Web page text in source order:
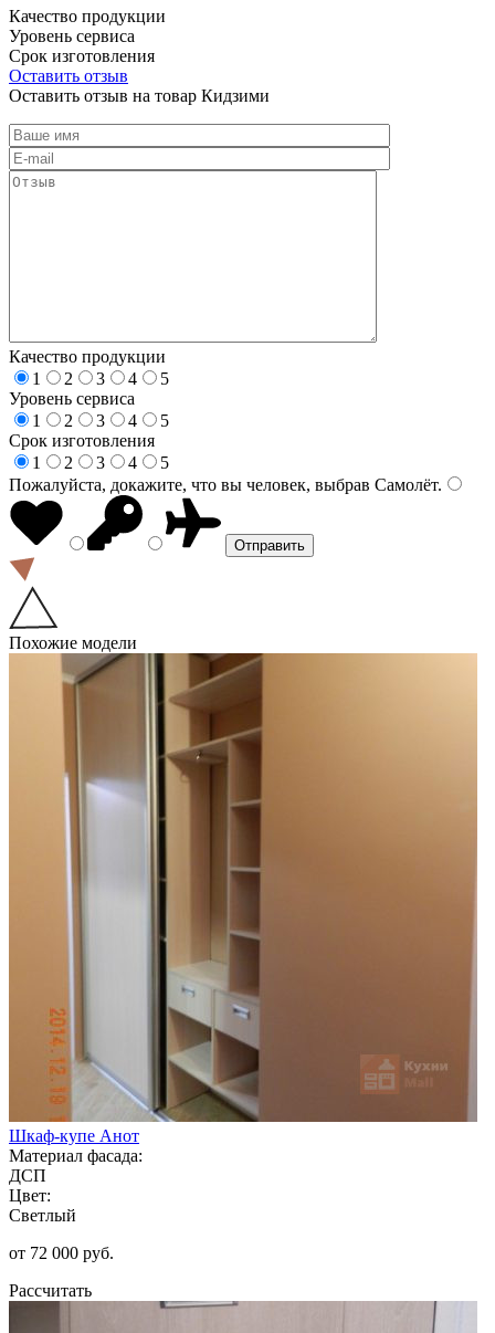
Качество продукции
Уровень сервиса
Срок изготовления
Оставить отзыв
Оставить отзыв на товар Кидзими
Качество продукции
1
2 3 4
5
Уровень сервиса
1
2 3 4
5
Срок изготовления
1
2 3 4
5
Пожалуйста, докажите, что вы человек, выбрав Самолёт.
Похожие модели
Шкаф-купе Анот
Материал фасада:
ДСП
Цвет:
Светлый
от 72 000 руб.
Рассчитать